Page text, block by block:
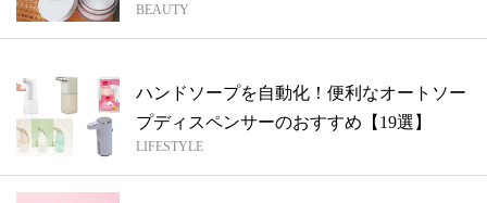
BEAUTY
ハンドソープを自動化！便利なオートソー
プディスペンサーのおすすめ【19選】
LIFESTYLE